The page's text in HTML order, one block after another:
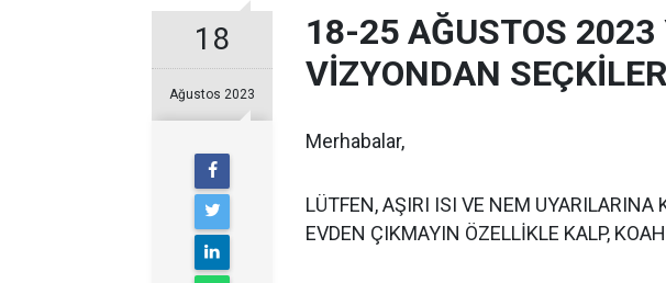
18
Ağustos 2023
18-25 AĞUSTOS 2023
VİZYONDAN
Merhabalar,
LÜTFEN, AŞIRI ISI VE NEM UYARILARINA
EVDEN ÇIKMAYIN ÖZELLİKLE KALP,